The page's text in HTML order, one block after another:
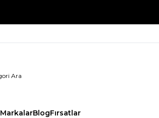
MarkalarBlogFırsatlar